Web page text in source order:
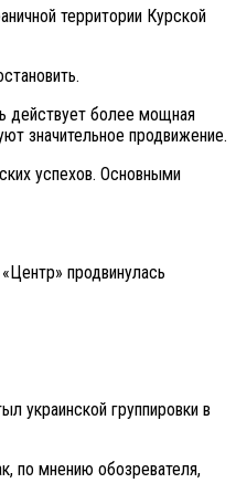
территории Курской
действует более мощная
значительное продвижение.
успехов. Основными
продвинулась
украинской группировки в
по мнению обозревателя,